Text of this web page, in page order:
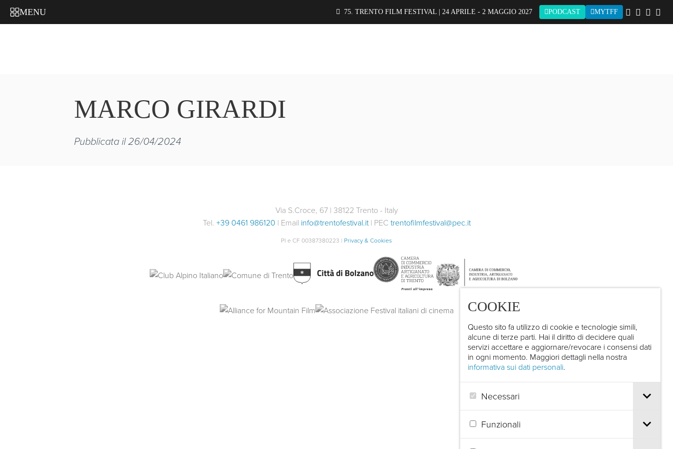
COOKIE
Questo sito fa utilizzo di cookie e tecnologie simili,
alcune di terze parti. Hai il diritto di decidere quali
servizi accettare e aggiornare/revocare i consensi dati
in ogni momento. Maggiori dettagli nella nostra
informativa sui dati personali.
Necessari
Funzionali
MENU 75. TRENTO FILM FESTIVAL | 24 APRILE - 2 MAGGIO 2027 PODCAST MYTFF
MARCO GIRARDI
Pubblicata il 26/04/2024
Via S.Croce, 67 | 38122 Trento - Italy
Tel. +39 0461 986120 | Email info@trentofestival.it| PEC trentofilmfestival@pec.it
PI e CF 00387380223 | Privacy & Cookies